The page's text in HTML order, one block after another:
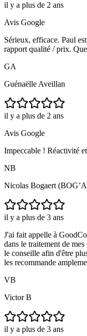
il y a plus de 2 ans
Avis Google
Sérieux, efficace. Paul
rapport qualité / prix.
GA
Guénaëlle Aveillan
il y a plus de 2 ans
Avis Google
Impeccable ! Réactivité
NB
Nicolas Bogaert
il y a plus de 3 ans
J'ai fait appelle à
dans le traitement de
le conseille afin d'être
les recommande
VB
Victor B
il y a plus de 3 ans